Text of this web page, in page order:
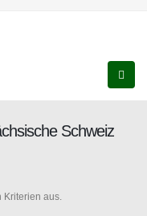
Schweiz
Kriterien aus.